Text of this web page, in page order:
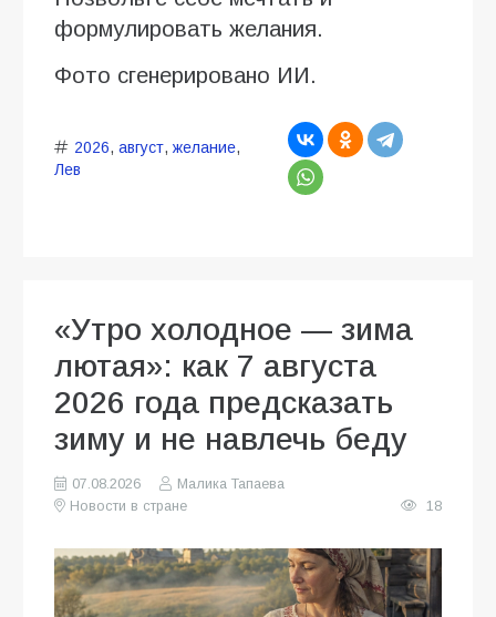
формулировать желания.
Фото сгенерировано ИИ.
2026, август, желание,
Лев
«Утро холодное — зима
лютая»: как 7 августа
2026 года предсказать
зиму и не навлечь беду
07.08.2026
Малика Тапаева
Новости в стране
18